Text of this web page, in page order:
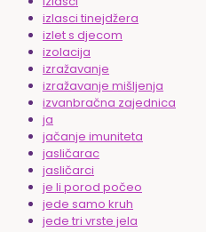
izlasci tinejdžera
izlet s djecom
izolacija
izražavanje
izražavanje mišljenja
izvanbračna zajednica
ja
jačanje imuniteta
jasličarac
jasličarci
je li porod počeo
jede samo kruh
jede tri vrste jela